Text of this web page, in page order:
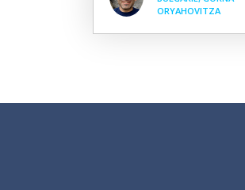
ORYAHOVITZA